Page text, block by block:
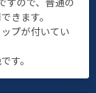
きます。
プが付いてい
す。